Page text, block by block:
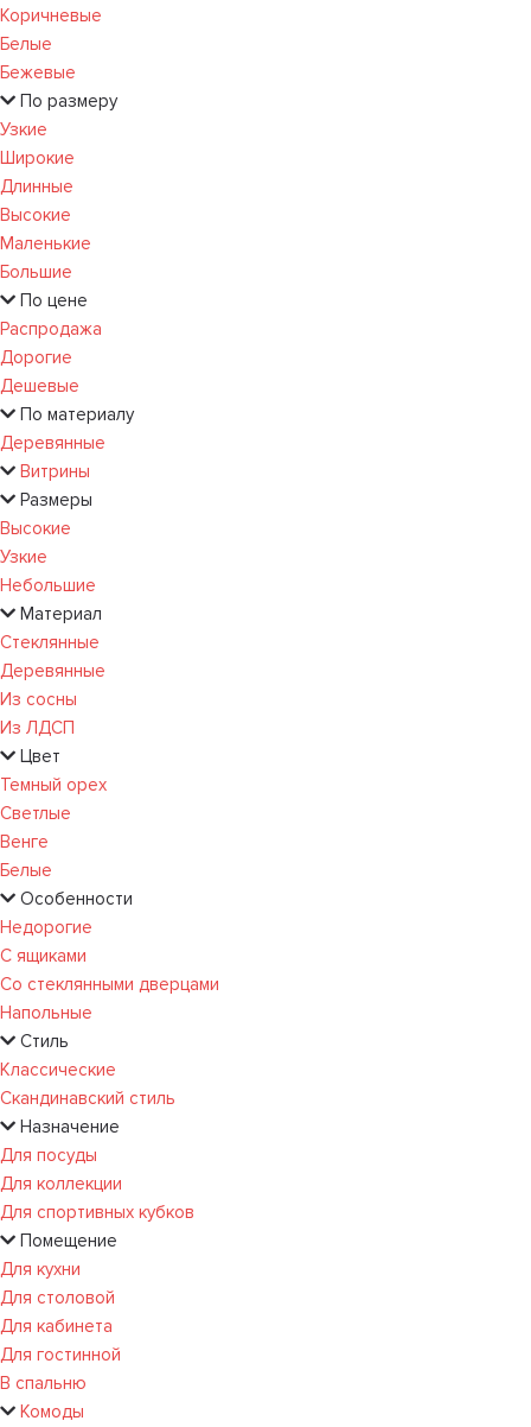
Коричневые
Белые
Бежевые
По размеру
Узкие
Широкие
Длинные
Высокие
Маленькие
Большие
По цене
Распродажа
Дорогие
Дешевые
По материалу
Деревянные
Витрины
Размеры
Высокие
Узкие
Небольшие
Материал
Стеклянные
Деревянные
Из сосны
Из ЛДСП
Цвет
Темный орех
Светлые
Венге
Белые
Особенности
Недорогие
С ящиками
Со стеклянными дверцами
Напольные
Стиль
Классические
Скандинавский стиль
Назначение
Для посуды
Для коллекции
Для спортивных кубков
Помещение
Для кухни
Для столовой
Для кабинета
Для гостинной
В спальню
Комоды